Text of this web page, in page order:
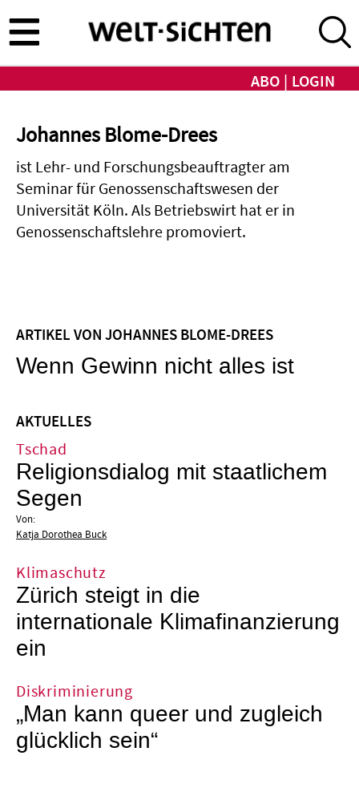
zum
Inhalt
ABO LOGIN
Johannes Blome-Drees
ist Lehr- und Forschungsbeauftragter am
Seminar für Genossenschafts­wesen der
Universität Köln. Als Betriebswirt hat er in
Genossenschaftslehre promoviert.
ARTIKEL VON JOHANNES BLOME-DREES
Wenn Gewinn nicht alles ist
AKTUELLES
Tschad
Religionsdialog mit staatlichem
Segen
Von:
Katja Dorothea Buck
Klimaschutz
Zürich steigt in die
internationale Klimafinanzierung
ein
Diskriminierung
„Man kann queer und zugleich
glücklich sein“